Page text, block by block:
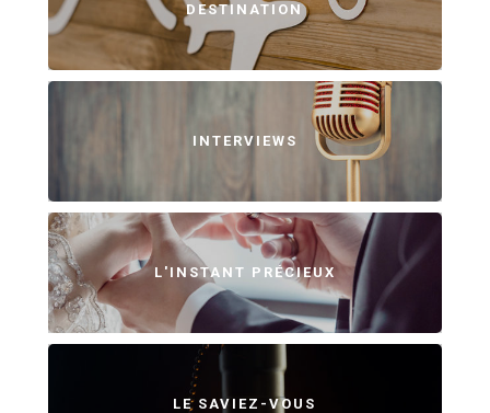
DESTINATION
INTERVIEWS
L'INSTANT PRÉCIEUX
LE SAVIEZ-VOUS